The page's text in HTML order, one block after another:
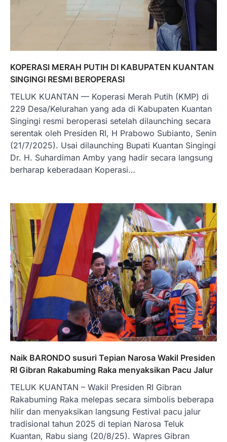
KOPERASI MERAH PUTIH DI KABUPATEN KUANTAN
SINGINGI RESMI BEROPERASI
TELUK KUANTAN — Koperasi Merah Putih (KMP) di
229 Desa/Kelurahan yang ada di Kabupaten Kuantan
Singingi resmi beroperasi setelah dilaunching secara
serentak oleh Presiden RI, H Prabowo Subianto, Senin
(21/7/2025). Usai dilaunching Bupati Kuantan Singingi
Dr. H. Suhardiman Amby yang hadir secara langsung
berharap keberadaan Koperasi…
Naik BARONDO susuri Tepian Narosa Wakil Presiden
RI Gibran Rakabuming Raka menyaksikan Pacu Jalur
TELUK KUANTAN – Wakil Presiden RI Gibran
Rakabuming Raka melepas secara simbolis beberapa
hilir dan menyaksikan langsung Festival pacu jalur
tradisional tahun 2025 di tepian Narosa Teluk
Kuantan, Rabu siang (20/8/25). Wapres Gibran